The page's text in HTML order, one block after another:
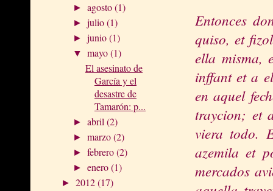
►agosto(1)
►julio(1)
►junio(1)
▼mayo(1)
El asesinato de
García y el
desastre de
Tamarón: p...
►abril(2)
►marzo(2)
►febrero(2)
►enero(1)
► 2012(17)
Entonces
quiso, et
ella misma,
inffant et a
en aquel
traycion; et
viera todo.
azemila et
mercados